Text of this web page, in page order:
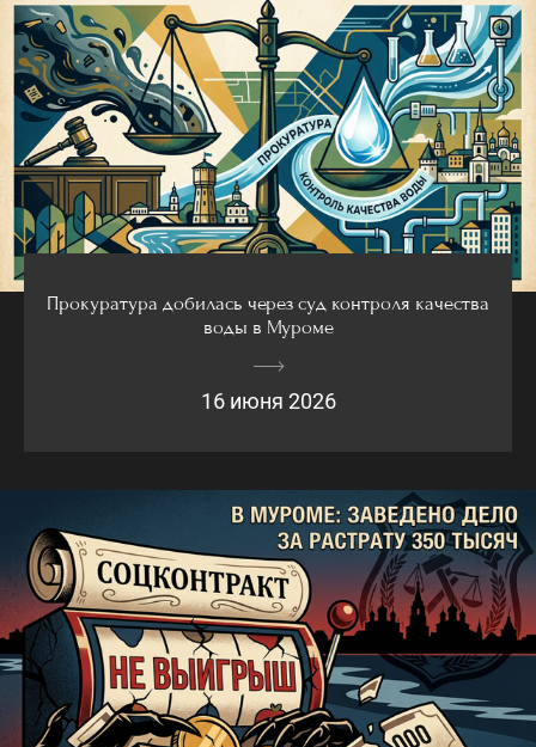
Прокуратура добилась через суд контроля качества
воды в Муроме
16 июня 2026